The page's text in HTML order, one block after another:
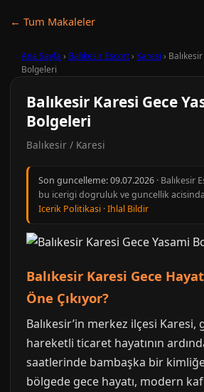
← Tum Makaleler
Ana Sayfa › Balıkesir Escort› Karesi ›
Bolgeleri
Balıkesir Karesi Gece
Bolgeleri
Balıkesir / Karesi
Son guncelleme:09.07.2026 · Balıkesir
bu icerigi dogruluk ve guncellik
Icerik Politikasi ·Ihlal Bildir
Balıkesir Karesi Gece
Öne Çıkıyor?
Balıkesir’in merkez ilçesi Karesi,
hareketli ticaret hayatının
saatlerinde bambaşka bir
bölgede gece hayatı, modern